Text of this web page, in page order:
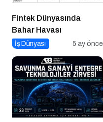
Fintek Dünyasında
Bahar Havası
İş Dünyası 5 ay önce